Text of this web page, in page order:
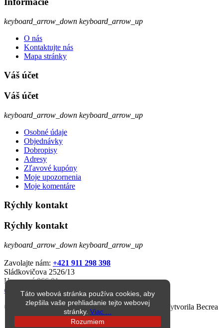
keyboard_arrow_down keyboard_arrow_up
O nás
Kontaktujte nás
Mapa stránky
Váš účet
Váš účet
keyboard_arrow_down keyboard_arrow_up
Osobné údaje
Objednávky
Dobropisy
Adresy
Zľavové kupóny
Moje upozornenia
Moje komentáre
Rýchly kontakt
Rýchly kontakt
keyboard_arrow_down keyboard_arrow_up
Zavolajte nám: +421 911 298 398
Sládkovičova 2526/13
Humenné 066 01
eshop@jarkop.sk
Táto webová stránka používa cookies, aby
zlepšila vaše prehliadanie tejto webovej
stránky. Viac ...
Rozumiem
© 1998 – 2026 jarkop.sk Všetky práva vyhradené. Vytvorila Becrea